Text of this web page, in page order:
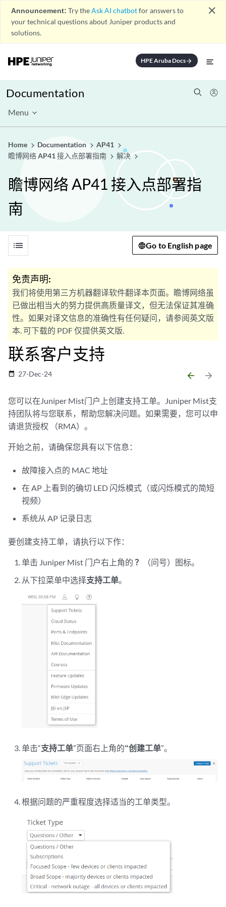
Announcement: Try theAsk AI chatbotfor answers to
your technical questions about Juniper products and
solutions.
close
HPE Aruba Docsarrow_forward
Documentation
Menu
Home Documentation
AP41
瞻博网络 AP41 接入点部署指南
解决
瞻博网络 AP41 接入点部署指
南
list Go to English page
免责声明:
我们将使用第三方机器翻译软件翻译本页面。瞻博网络虽
已做出相当大的努力提供高质量译文，但无法保证其准确
性。如果对译文信息的准确性有任何疑问，请参阅英文版
本. 可下载的 PDF 仅提供英文版.
联系客户支持
date_range 27-Dec-24 arrow_backward arrow_forward
您可以在Juniper Mist门户上创建支持工单。Juniper Mist支
持团队将与您联系，帮助您解决问题。如果需要，您可以申
请退货授权 （RMA）。
开始之前，请确保您具有以下信息：
故障接入点的 MAC 地址
在 AP 上看到的确切 LED 闪烁模式（或闪烁模式的简短
视频）
系统从 AP 记录日志
要创建支持工单，请执行以下作：
单击 Juniper Mist 门户右上角的？
（问号）图标。
从下拉菜单中选择支持工单。
单击“支持工单”页面右上角的“创建工单”。
根据问题的严重程度选择适当的工单类型。